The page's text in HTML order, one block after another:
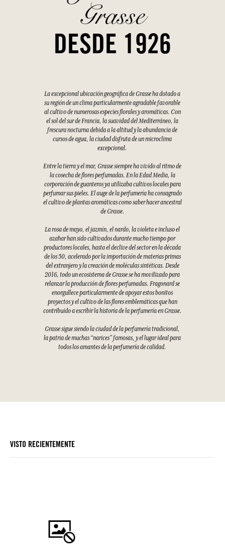
Grasse
DESDE 1926
La excepcional ubicación geográfica de Grasse ha dotado a
su región de un clima particularmente agradable favorable
al cultivo de numerosas especies florales y aromáticas. Con
el sol del sur de Francia, la suavidad del Mediterráneo, la
frescura nocturna debida a la altitud y la abundancia de
cursos de agua, la ciudad disfruta de un microclima
excepcional.
Entre la tierra y el mar, Grasse siempre ha vivido al ritmo de
la cosecha de flores perfumadas. En la Edad Media, la
corporación de guanteros ya utilizaba cultivos locales para
perfumar sus pieles. El auge de la perfumería ha consagrado
el cultivo de plantas aromáticas como saber hacer ancestral
de Grasse.
La rosa de mayo, el jazmín, el nardo, la violeta e incluso el
azahar han sido cultivados durante mucho tiempo por
productores locales, hasta el declive del sector en la década
de los 50, acelerado por la importación de materias primas
del extranjero y la creación de moléculas sintéticas. Desde
2016, todo un ecosistema de Grasse se ha movilizado para
relanzar la producción de flores perfumadas. Fragonard se
enorgullece particularmente de apoyar estos bonitos
proyectos y el cultivo de las flores emblemáticas que han
contribuido a escribir la historia de la perfumería en Grasse.
Grasse sigue siendo la ciudad de la perfumería tradicional,
la patria de muchas “narices” famosas, y el lugar ideal para
todos los amantes de la perfumería de calidad.
VISTO RECIENTEMENTE